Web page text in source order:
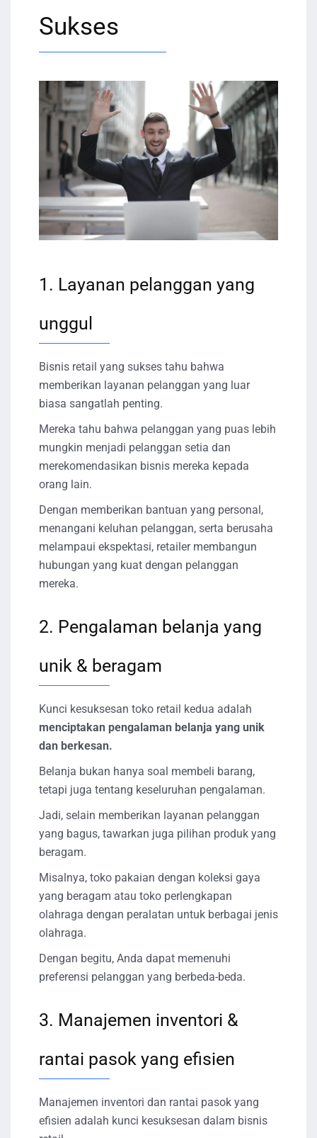
Sukses
1. Layanan pelanggan yang
unggul
Bisnis retail yang sukses tahu bahwa
memberikan layanan pelanggan yang luar
biasa sangatlah penting.
Mereka tahu bahwa pelanggan yang puas lebih
mungkin menjadi pelanggan setia dan
merekomendasikan bisnis mereka kepada
orang lain.
Dengan memberikan bantuan yang personal,
menangani keluhan pelanggan, serta berusaha
melampaui ekspektasi, retailer membangun
hubungan yang kuat dengan pelanggan
mereka.
2. Pengalaman belanja yang
unik & beragam
Kunci kesuksesan toko retail kedua adalah
menciptakan pengalaman belanja yang unik
dan berkesan.
Belanja bukan hanya soal membeli barang,
tetapi juga tentang keseluruhan pengalaman.
Jadi, selain memberikan layanan pelanggan
yang bagus, tawarkan juga pilihan produk yang
beragam.
Misalnya, toko pakaian dengan koleksi gaya
yang beragam atau toko perlengkapan
olahraga dengan peralatan untuk berbagai jenis
olahraga.
Dengan begitu, Anda dapat memenuhi
preferensi pelanggan yang berbeda-beda.
3. Manajemen inventori &
rantai pasok yang efisien
Manajemen inventori dan rantai pasok yang
efisien adalah kunci kesuksesan dalam bisnis